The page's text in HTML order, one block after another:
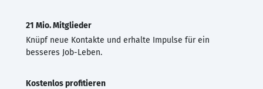
21 Mio. Mitglieder
Knüpf neue Kontakte und erhalte Impulse für ein
besseres Job-Leben.
Kostenlos profitieren